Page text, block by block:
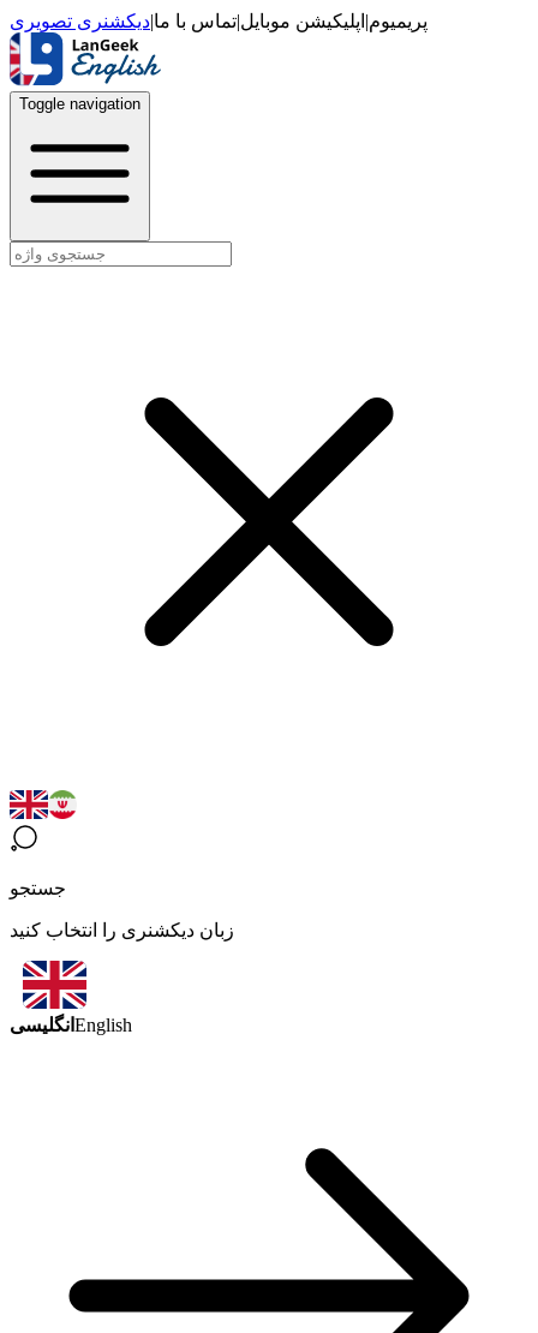
پریمیوم| اپلیکیشن موبایل|تماس با ما|دیکشنری تصویری
Toggle navigation
جستجو
زبان دیکشنری را انتخاب کنید
انگلیسی English